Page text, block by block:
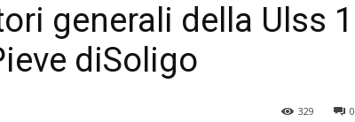
generali della Ulss 1
diSoligo
0
329